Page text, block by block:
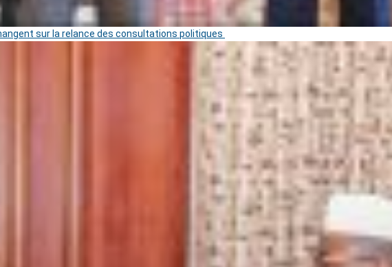
sur la relance des consultations politiques